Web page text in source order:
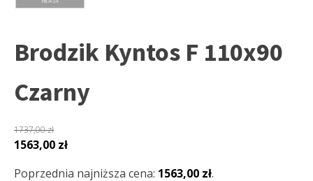
Brodzik Kyntos F 110x90
Czarny
1737,00zł
Pierwotna
1563,00 złAktualna
Poprzednia najniższa cena: 1563,00 zł.